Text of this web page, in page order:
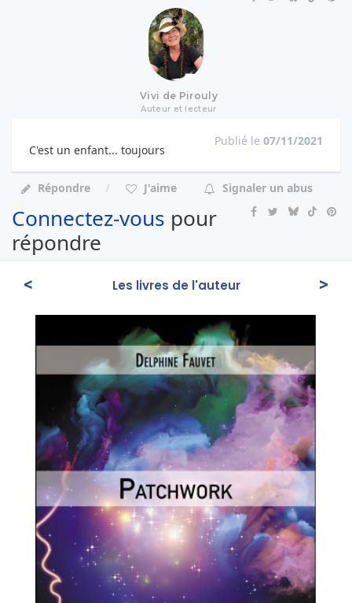
Vivi de Pirouly
Auteur et lecteur
Publié le 07/11/2021
C'est un enfant... toujours
Répondre J'aime Signaler un abus
Connectez-vous pour
répondre
< Les livres de l'auteur >